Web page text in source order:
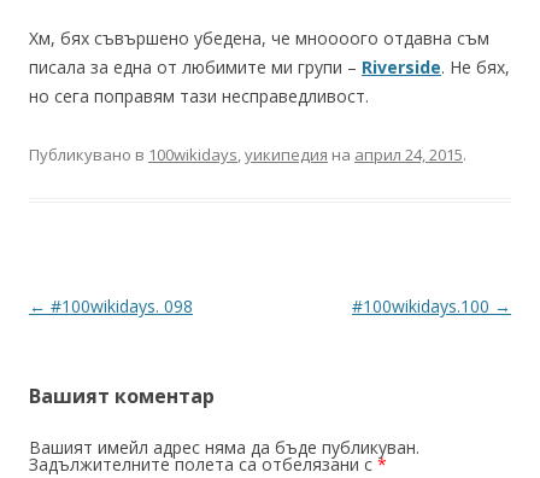
Хм, бях съвършено убедена, че мноооого отдавна съм
писала за една от любимите ми групи – Riverside. Не бях,
но сега поправям тази несправедливост.
Публикувано в 100wikidays,уикипедия на април 24, 2015.
Навигация в публикациите
← #100wikidays. 098 #100wikidays.100 →
Вашият коментар
Вашият имейл адрес няма да бъде публикуван.
Задължителните полета са отбелязани с *